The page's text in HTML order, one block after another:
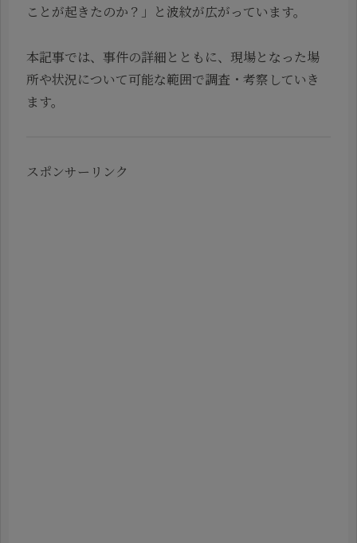
ことが起きたのか？」と波紋が広がっています。
本記事では、事件の詳細とともに、現場となった場
所や状況について可能な範囲で調査・考察していき
ます。
スポンサーリンク